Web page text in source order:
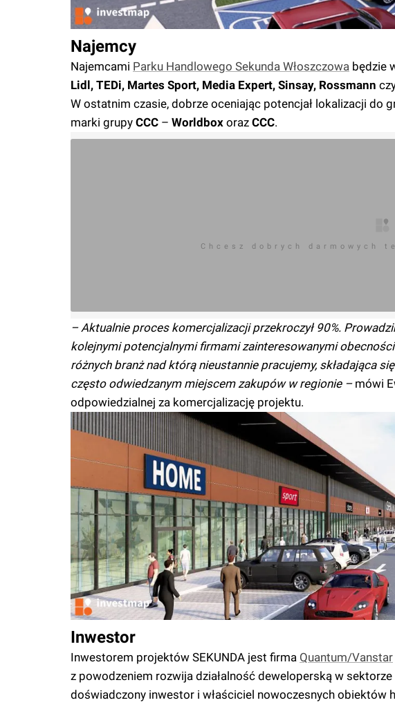
Najemcy
Najemcami Parku Handlowego Sekunda Włoszczowa będzie
Lidl, TEDi, Martes Sport, Media Expert, Sinsay, Rossmann
W ostatnim czasie, dobrze oceniając potencjał lokalizacji do
marki grupy CCC – Worldbox oraz CCC.
Chcesz dobrych darmowych
– Aktualnie proces komercjalizacji przekroczył 90%.
kolejnymi potencjalnymi firmami zainteresowanymi
różnych branż nad którą nieustannie pracujemy, składająca
często odwiedzanym miejscem zakupów w regionie – mówi
odpowiedzialnej za komercjalizację projektu.
Inwestor
Inwestorem projektów SEKUNDA jest firma Quantum/Vanstar
z powodzeniem rozwija działalność deweloperską w
doświadczony inwestor i właściciel nowoczesnych obiektów